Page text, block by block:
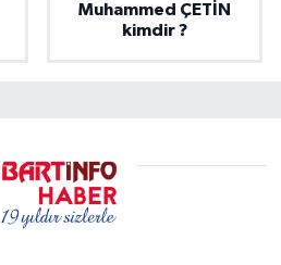
Muhammed ÇETİN
kimdir ?